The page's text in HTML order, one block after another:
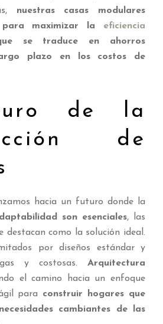
nuestras casas modulares
para maximizar la eficiencia
se traduce en ahorros
plazo en los costos de
de la
de
hacia un futuro donde la
son esenciales, las
destacan como la solución ideal.
por diseños estándar y
y costosas. Arquitectura
el camino hacia un enfoque
para construir hogares que
cambiantes de las